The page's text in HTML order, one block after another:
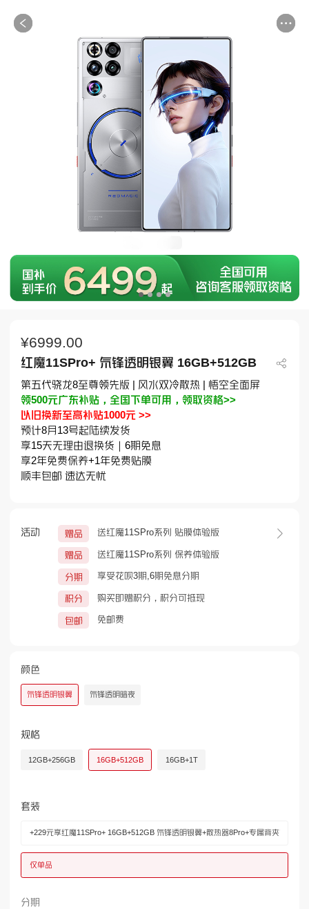
¥6999.00
红魔11SPro+ 氘锋透明银翼 16GB+512GB
第五代骁龙8至尊领先版 | 风水双冷散热 | 悟空全面屏
领500元广东补贴，全国下单可用，领取资格>>
以旧换新至高补贴1000元 >>
预计8月13号起陆续发货
享15天无理由退换货｜6期免息
享2年免费保养+1年免费贴膜
顺丰包邮 速达无忧
活动 赠品 送红魔11SPro系列 贴膜体验版
赠品 送红魔11SPro系列 保养体验版
分期 享受花呗3期,6期免息分期
积分 购买即赠积分，积分可抵现
包邮 免邮费
颜色
氘锋透明银翼 氘锋透明暗夜
规格
12GB+256GB 16GB+512GB 16GB+1T
套装
+229元享红魔11SPro+ 16GB+512GB 氘锋透明银翼+散热器8Pro+专属背夹支架套装
仅单品
分期